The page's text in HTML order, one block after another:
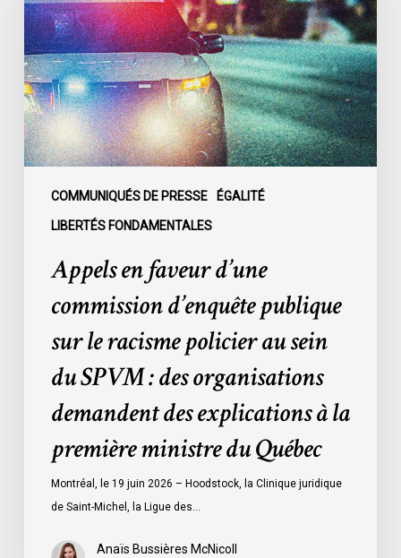
COMMUNIQUÉS DE PRESSE ÉGALITÉ
LIBERTÉS FONDAMENTALES
d’une
commission
d’enquête
publique
sur
le
racisme
SPVM
organisations
explications
première
ministre
Québec
Appels en faveur d’une
commission d’enquête publique
sur le racisme policier au sein
du SPVM : des organisations
demandent des explications à la
première ministre du Québec
Montréal, le 19 juin 2026 – Hoodstock, la Clinique juridique
de Saint-Michel, la Ligue des…
Anaïs Bussières McNicoll